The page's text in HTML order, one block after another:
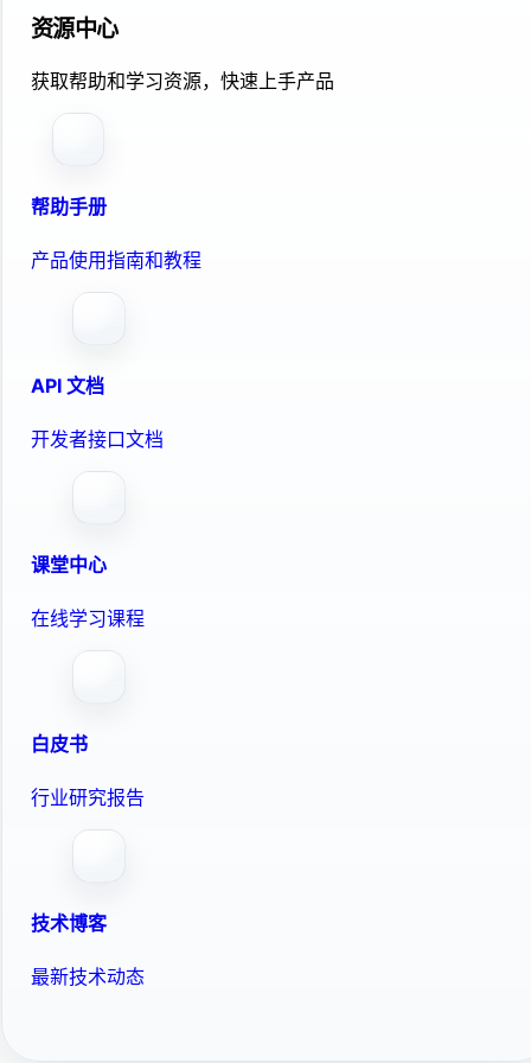
资源中心
获取帮助和学习资源，快速上手产品
帮助手册
产品使用指南和教程
API 文档
开发者接口文档
课堂中心
在线学习课程
白皮书
行业研究报告
技术博客
最新技术动态